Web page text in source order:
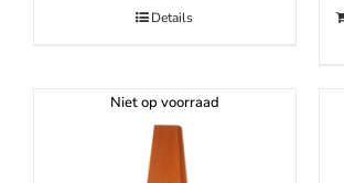
Details
Niet op voorraad